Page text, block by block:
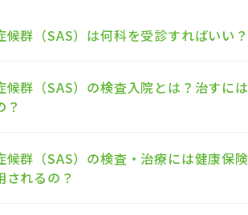
候群（SAS）は何科を受診すればいい？
候群（SAS）の検査入院とは？治すには
？
候群（SAS）の検査・治療には健康保険
されるの？